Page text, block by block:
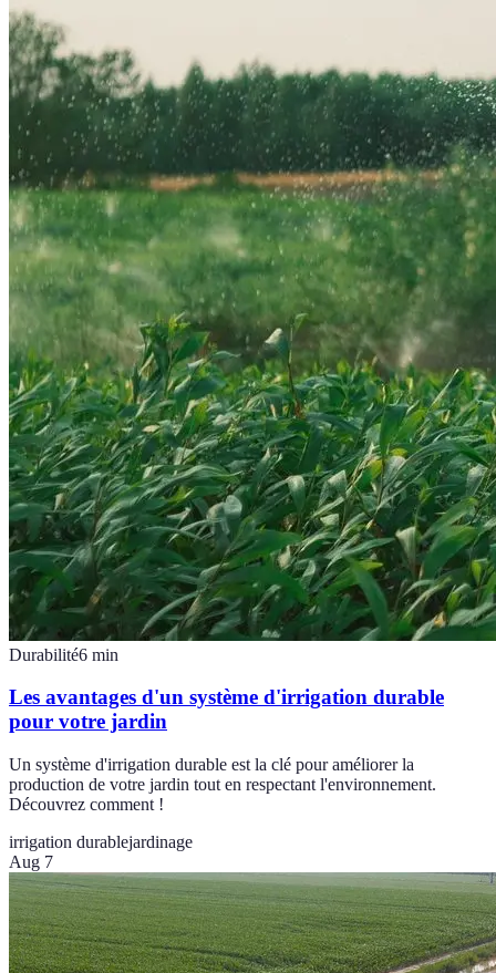
Durabilité6 min
Les avantages d'un système d'irrigation durable
pour votre jardin
Un système d'irrigation durable est la clé pour améliorer la
production de votre jardin tout en respectant l'environnement.
Découvrez comment !
irrigation durablejardinage
Aug 7